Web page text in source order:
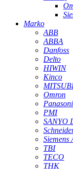
Marko
ABB
ABBA
Danfoss
Delto
HIWIN
Kinco
Omron
PMI
SANYO
Siemens
TBI
TECO
THK